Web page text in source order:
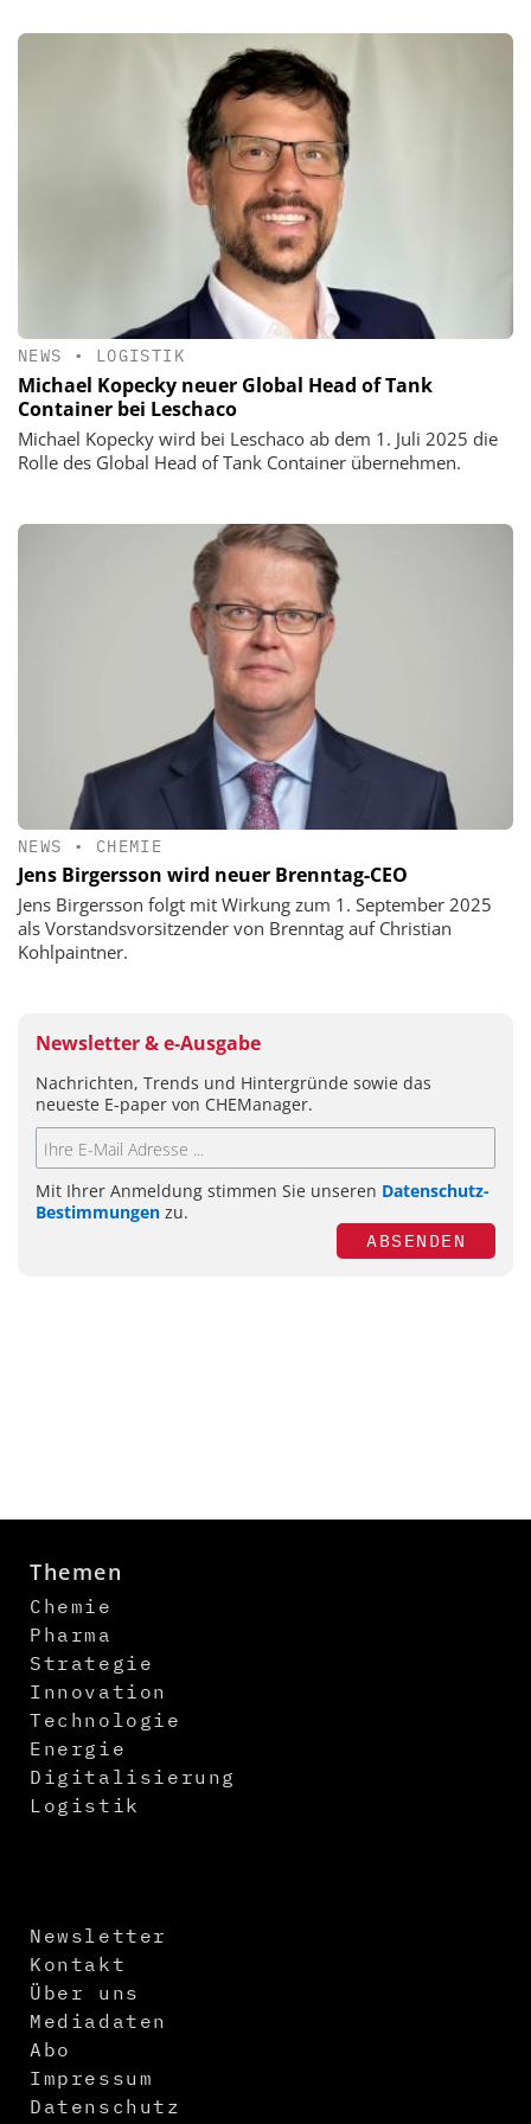
NEWS • LOGISTIK
Michael Kopecky neuer Global Head of Tank
Container bei Leschaco
Michael Kopecky wird bei Leschaco ab dem 1. Juli 2025 die
Rolle des Global Head of Tank Container übernehmen.
NEWS • CHEMIE
Jens Birgersson wird neuer Brenntag-CEO
Jens Birgersson folgt mit Wirkung zum 1. September 2025
als Vorstandsvorsitzender von Brenntag auf Christian
Kohlpaintner.
Newsletter & e-Ausgabe
Nachrichten, Trends und Hintergründe sowie das
neueste E-paper von CHEManager.
Mit Ihrer Anmeldung stimmen Sie unseren Datenschutz-
Bestimmungen zu.
ABSENDEN
Themen
Chemie
Pharma
Strategie
Innovation
Technologie
Energie
Digitalisierung
Logistik
Newsletter
Kontakt
Über uns
Mediadaten
Abo
Impressum
Datenschutz